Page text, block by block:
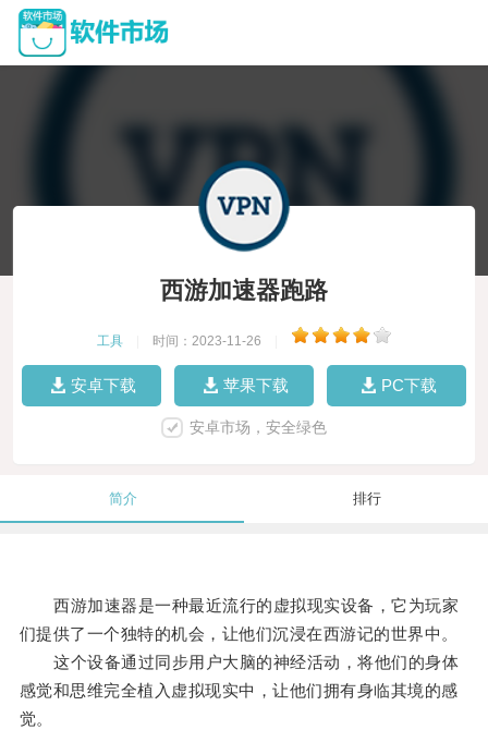
西游加速器跑路
工具 时间：2023-11-26
安卓下载 苹果下载 PC下载
安卓市场，安全绿色
简介 排行
西游加速器是一种最近流行的虚拟现实设备，它为玩家
们提供了一个独特的机会，让他们沉浸在西游记的世界中。
这个设备通过同步用户大脑的神经活动，将他们的身体
感觉和思维完全植入虚拟现实中，让他们拥有身临其境的感
觉。